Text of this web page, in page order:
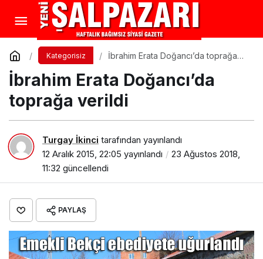
Kategorisiz
İbrahim Erata Doğancı’da toprağa
İbrahim Erata Doğancı’da
toprağa verildi
Turgay İkinci tarafından yayınlandı
12 Aralık 2015, 22:05 yayınlandı
23 Ağustos 2018,
11:32 güncellendi
PAYLAŞ